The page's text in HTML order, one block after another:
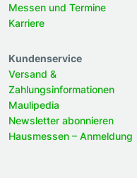
Messen und Termine
Karriere
Kundenservice
Versand &
Zahlungsinformationen
Maulipedia
Newsletter abonnieren
Hausmessen – Anmeldung